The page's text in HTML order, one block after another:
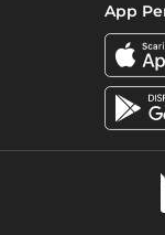
App